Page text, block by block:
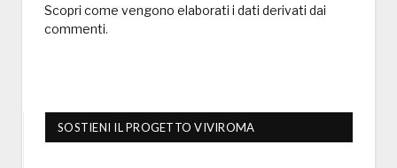
Scopri come vengono elaborati i dati derivati dai
commenti.
SOSTIENI IL PROGETTO VIVIROMA